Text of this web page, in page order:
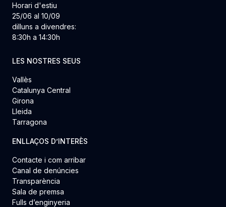
Horari d'estiu
25/06 al 10/09
dilluns a divendres:
8:30h a 14:30h
LES NOSTRES SEUS
Vallès
Catalunya Central
Girona
Lleida
Tarragona
ENLLAÇOS D’INTERÈS
Contacte i com arribar
Canal de denúncies
Transparència
Sala de premsa
Fulls d’enginyeria